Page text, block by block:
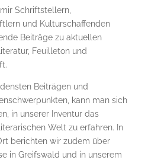
Schriftstellern,
und Kulturschaffenden
Beiträge zu aktuellen
Feuilleton und
Beiträgen und
kann man sich
in unserer Inventur das
Welt zu erfahren. In
berichten wir zudem über
in Greifswald und in unserem